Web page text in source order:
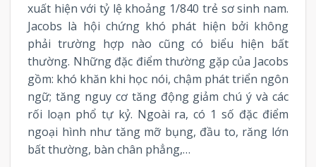
xuất hiện với tỷ lệ khoảng 1/840 trẻ sơ sinh nam.
Jacobs là hội chứng khó phát hiện bởi không
phải trường hợp nào cũng có biểu hiện bất
thường. Những đặc điểm thường gặp của Jacobs
gồm: khó khăn khi học nói, chậm phát triển ngôn
ngữ; tăng nguy cơ tăng động giảm chú ý và các
rối loạn phổ tự kỷ. Ngoài ra, có 1 số đặc điểm
ngoại hình như tăng mỡ bụng, đầu to, răng lớn
bất thường, bàn chân phẳng,…